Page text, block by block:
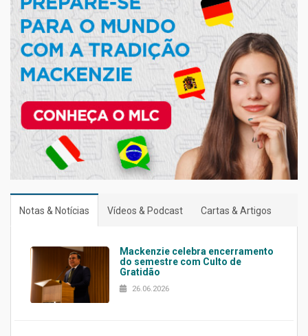
Notas & Notícias Vídeos & Podcast Cartas & Artigos
Mackenzie celebra encerramento
do semestre com Culto de
Gratidão
26.06.2026